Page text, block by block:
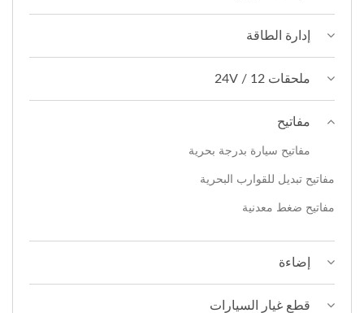
إدارة الطاقة
ملحقات 12 / 24V
مفاتيح
مفاتيح سيارة بدرجة بحرية
مفاتيح تبديل للقوارب البحرية
مفاتيح ضغط معدنية
إضاءة
قطع غيار السيارات